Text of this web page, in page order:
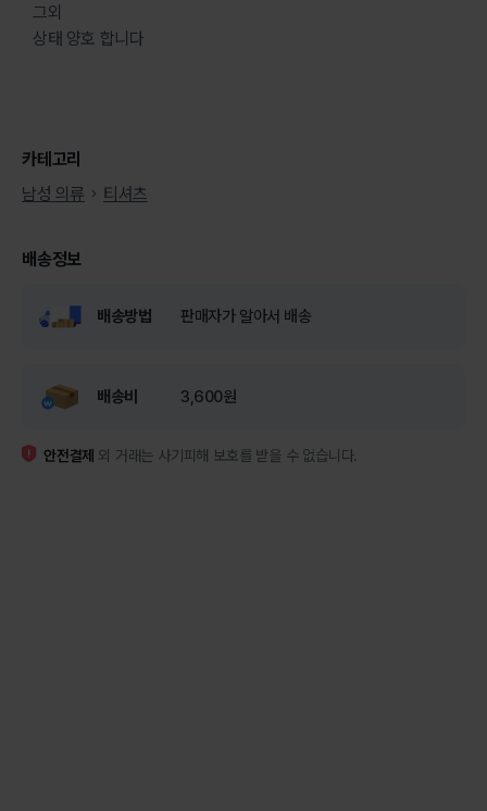
그외
상태 양호 합니다
카테고리
남성 의류
티셔츠
배송정보
배송방법 판매자가 알아서 배송
배송비 3,600원
안전결제 외 거래는 사기피해 보호를 받을 수 없습니다.